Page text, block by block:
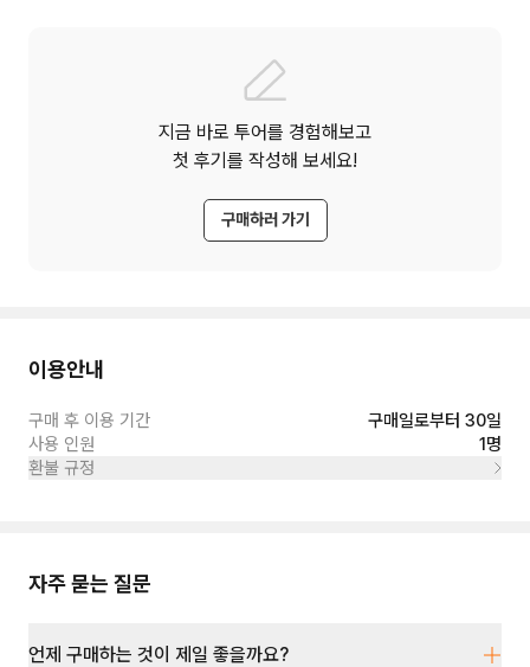
지금 바로 투어를 경험해보고
첫 후기를 작성해 보세요!
구매하러 가기
이용안내
구매 후 이용 기간
구매일로부터 30일
사용 인원
1명
환불 규정
자주 묻는 질문
언제 구매하는 것이 제일 좋을까요?